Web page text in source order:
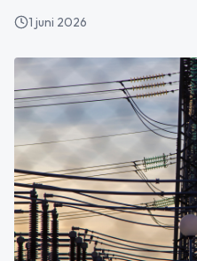
1 juni 2026